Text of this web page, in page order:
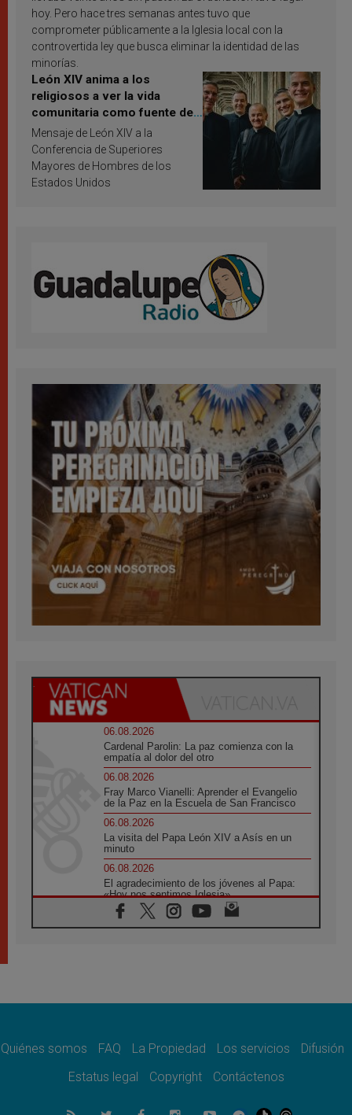
hoy. Pero hace tres semanas antes tuvo que
comprometer públicamente a la Iglesia local con la
controvertida ley que busca eliminar la identidad de las
minorías.
León XIV anima a los
religiosos a ver la vida
comunitaria como fuente de
inspiración y santificación
Mensaje de León XIV a la
Conferencia de Superiores
Mayores de Hombres de los
Estados Unidos
06.08.2026
Cardenal Parolin: La paz comienza con la
empatía al dolor del otro
06.08.2026
Fray Marco Vianelli: Aprender el Evangelio
de la Paz en la Escuela de San Francisco
06.08.2026
La visita del Papa León XIV a Asís en un
minuto
06.08.2026
El agradecimiento de los jóvenes al Papa:
«Hoy nos sentimos Iglesia»
06.08.2026
Líbano: Reanudan los coloquios en Roma en
paz
Sturla: La visita de León XIV será una buena
06.08.2026
Quiénes somos FAQ La Propiedad Los servicios
Difusión
Estatus legal
Copyright Contáctenos